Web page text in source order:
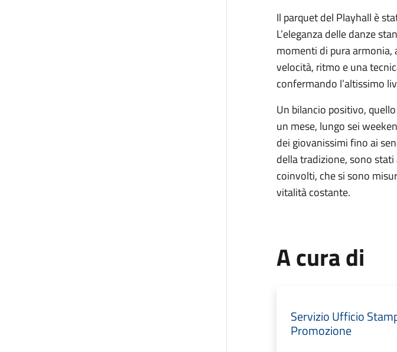
Il parquet del Playhall è
L’eleganza delle danze
momenti di pura armonia,
velocità, ritmo e una
confermando l’altissimo
Un bilancio positivo,
un mese, lungo sei
dei giovanissimi fino ai
della tradizione, sono
coinvolti, che si sono
vitalità costante.
A cura di
Servizio Ufficio
Promozione